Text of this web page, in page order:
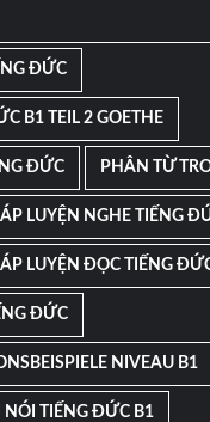
ĐỨC
B1 TEIL 2 GOETHE
ĐỨC PHÂN TỪ
LUYỆN NGHE TIẾNG
LUYỆN ĐỌC TIẾNG
ĐỨC
NIVEAU B1
NÓI TIẾNG ĐỨC B1